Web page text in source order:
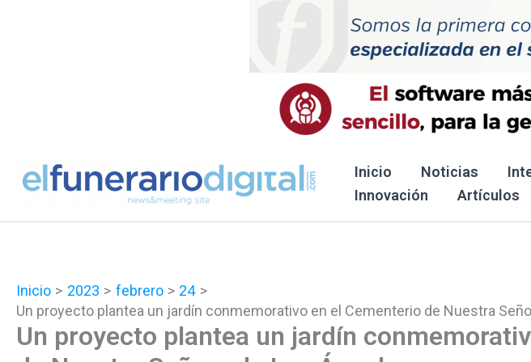
Inicio Noticias
Innovación
Artículos
Inicio 2023 febrero
24
Un proyecto plantea un jardín conmemorativo en el Cementerio de Nuestra
Un proyecto plantea un jardín